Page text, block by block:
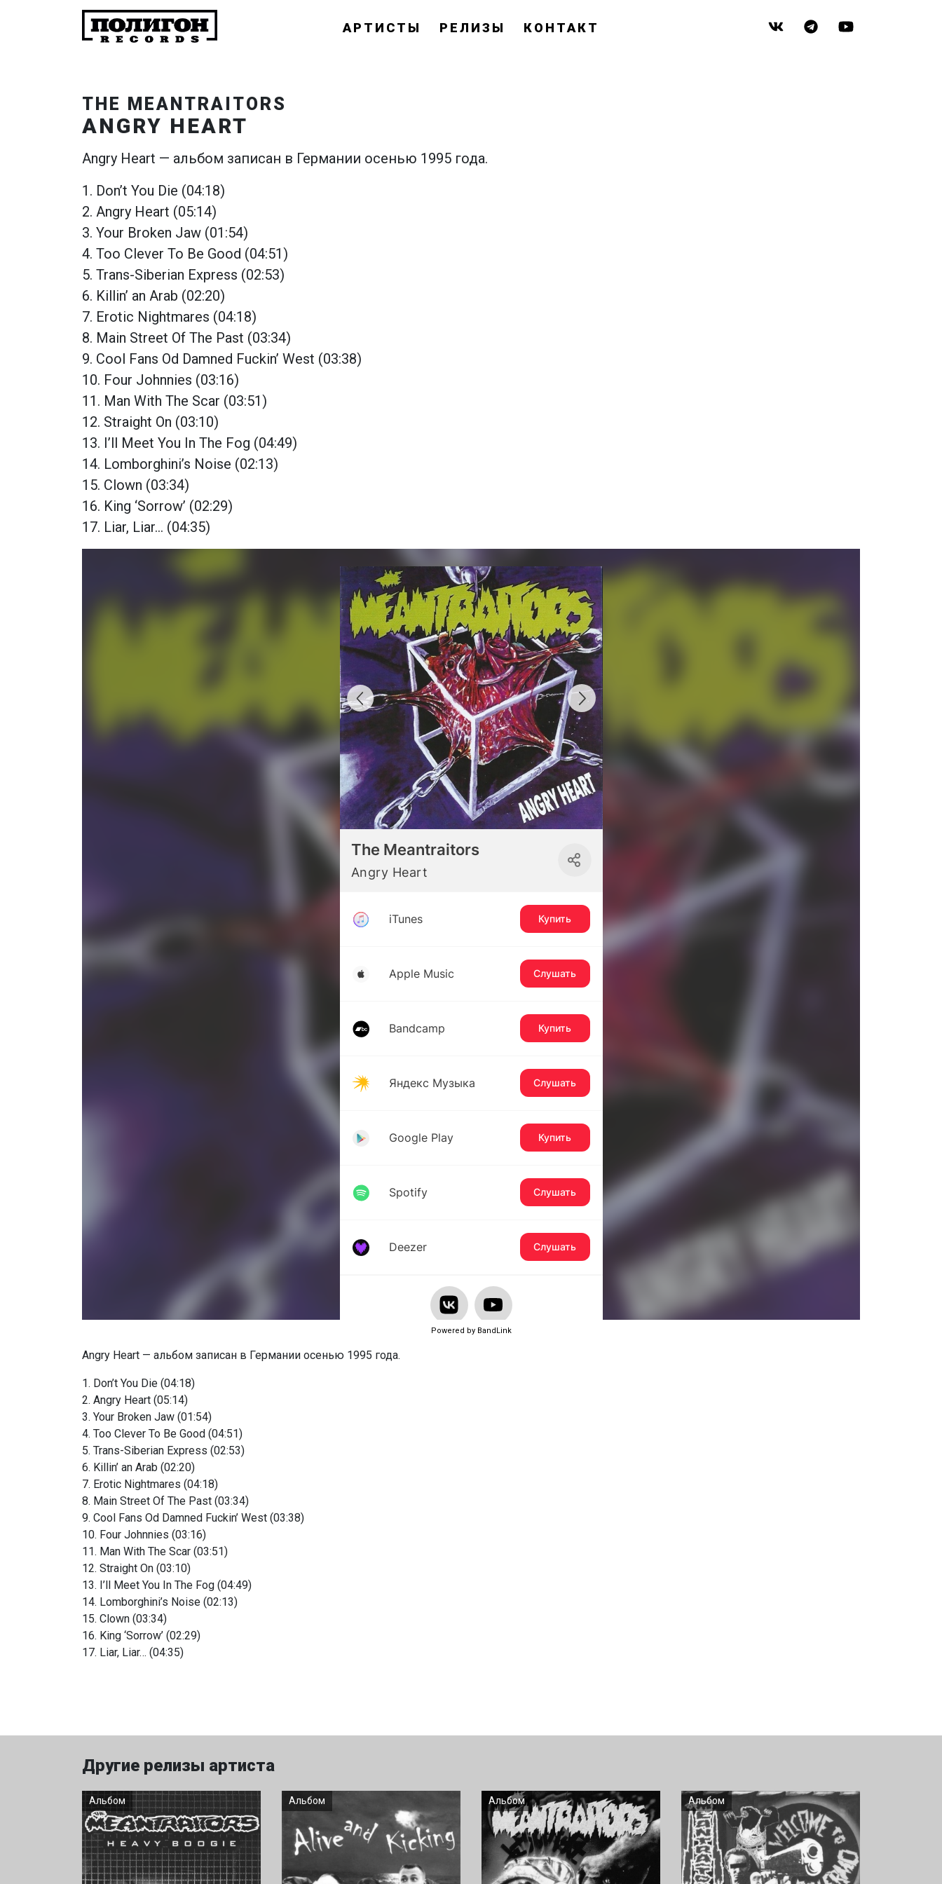
АРТИСТЫ РЕЛИЗЫ КОНТАКТ
THE MEANTRAITORS
ANGRY HEART
Angry Heart — альбом записан в Германии осенью 1995 года.
1. Don’t You Die (04:18)
2. Angry Heart (05:14)
3. Your Broken Jaw (01:54)
4. Too Clever To Be Good (04:51)
5. Trans-Siberian Express (02:53)
6. Killin’ an Arab (02:20)
7. Erotic Nightmares (04:18)
8. Main Street Of The Past (03:34)
9. Cool Fans Od Damned Fuckin’ West (03:38)
10. Four Johnnies (03:16)
11. Man With The Scar (03:51)
12. Straight On (03:10)
13. I’ll Meet You In The Fog (04:49)
14. Lomborghini’s Noise (02:13)
15. Clown (03:34)
16. King ‘Sorrow’ (02:29)
17. Liar, Liar… (04:35)
Powered by BandLink
Angry Heart — альбом записан в Германии осенью 1995 года.
1. Don’t You Die (04:18)
2. Angry Heart (05:14)
3. Your Broken Jaw (01:54)
4. Too Clever To Be Good (04:51)
5. Trans-Siberian Express (02:53)
6. Killin’ an Arab (02:20)
7. Erotic Nightmares (04:18)
8. Main Street Of The Past (03:34)
9. Cool Fans Od Damned Fuckin’ West (03:38)
10. Four Johnnies (03:16)
11. Man With The Scar (03:51)
12. Straight On (03:10)
13. I’ll Meet You In The Fog (04:49)
14. Lomborghini’s Noise (02:13)
15. Clown (03:34)
16. King ‘Sorrow’ (02:29)
17. Liar, Liar… (04:35)
Другие релизы артиста
Альбом Альбом Альбом Альбом